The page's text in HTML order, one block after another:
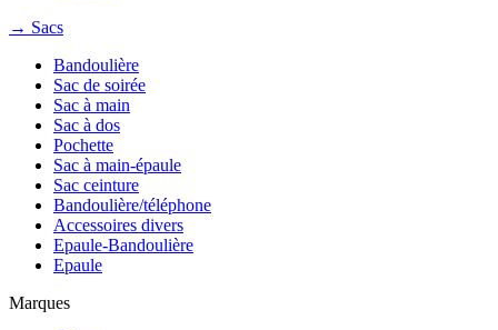
→ Sacs
Bandoulière
Sac de soirée
Sac à main
Sac à dos
Pochette
Sac à main-épaule
Sac ceinture
Bandoulière/téléphone
Accessoires divers
Epaule-Bandoulière
Epaule
Marques